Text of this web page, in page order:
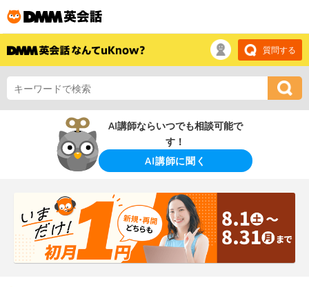
質問する
AI講師ならいつでも相談可能で
す！
AI講師に聞く